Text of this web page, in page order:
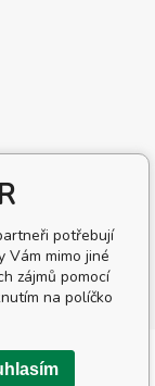
s.r.o.
potřebují
Vám mimo jiné
zájmů pomocí
na políčko